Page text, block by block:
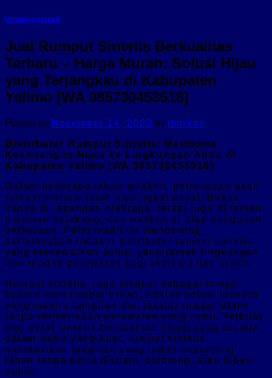
Uncategorized
Jual Rumput Sintetis Berkualitas
Terbaru – Harga Murah: Solusi Hijau
yang Terjangkau di Kabupaten
Yalimo [WA 085730453518]
Posted on November 14, 2023 by markas
Distributor Rumput Sintetis: Membawa
Kesenangan Hijau ke Lingkungan Anda di
Kabupaten Yalimo [WA 085730453518]
Dalam beberapa tahun terakhir, permintaan akan
rumput sintetis telah meningkat pesat. Bukan
hanya di lapangan olahraga, tetapi juga di taman,
halaman belakang, dan bahkan di atap bangunan
perkotaan. Permintaan ini mendorong
pertumbuhan industri distributor rumput sintetis
yang menawarkan solusi yang ramah lingkungan
dan rendah perawatan bagi individu dan bisnis.
Rumput sintetis, juga dikenal sebagai rumput
buatan atau rumput tiruan, adalah solusi inovatif
yang meniru tampilan dan tekstur rumput alami
tanpa memerlukan perawatan yang rumit. Terbuat
dari serat sintetis berkualitas tinggi yang terjalin
dalam basis yang kuat, rumput sintetis
memberikan tampilan yang indah sepanjang
tahun tanpa perlu disiram, dipotong, atau diberi
pupuk.